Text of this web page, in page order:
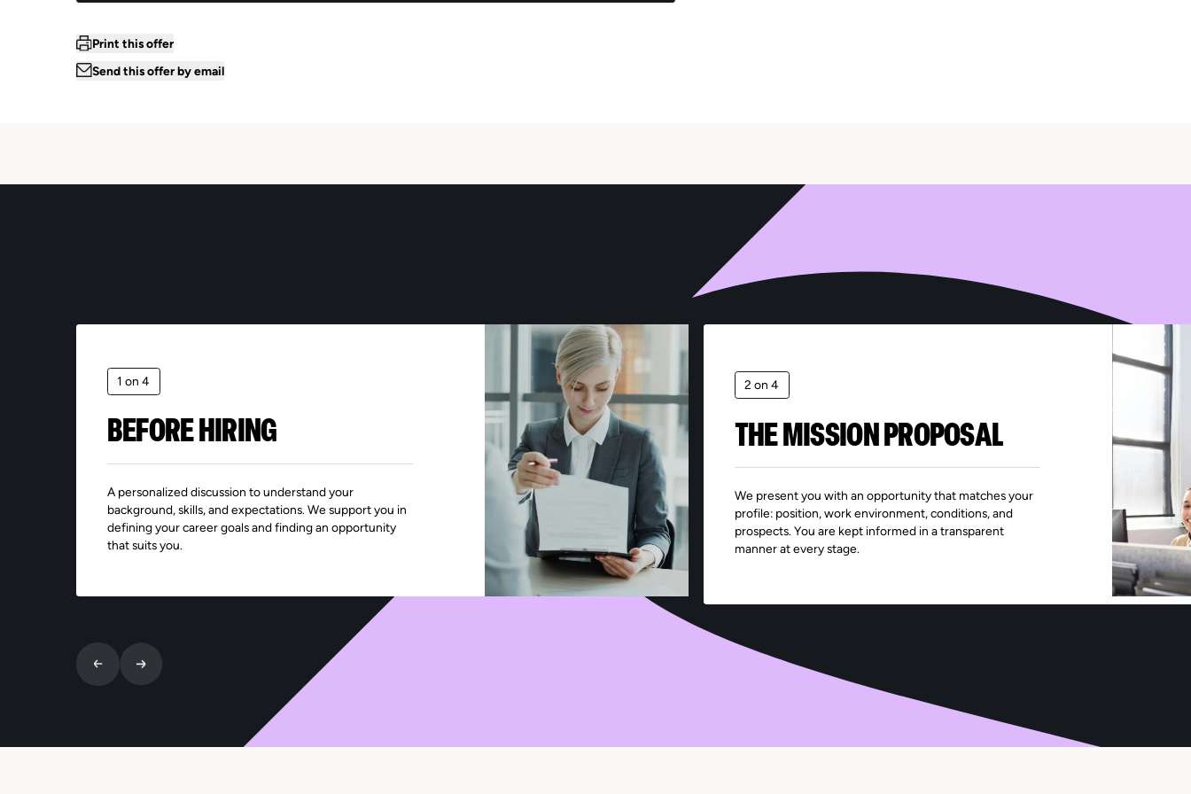
Print this offer
Send this offer by email
1 on 4
BEFORE HIRING
A personalized discussion to understand your
background, skills, and expectations. We support you in
defining your career goals and finding an opportunity
that suits you.
2 on 4
THE MISSION PROPOSAL
We present you with an opportunity that matches your
profile: position, work environment, conditions, and
prospects. You are kept informed in a transparent
manner at every stage.